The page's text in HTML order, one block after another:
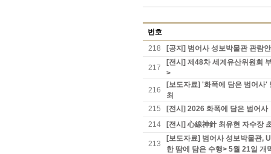
번호
218
[공지] 범어사 성보박물관 관람
217
[전시] 제48차 세계유산위원회
>
216
[보도자료] '화폭에 담은 범어사'
최
215
[전시] 2026 화폭에 담은 범어사
214
[전시] 心線神針 최유현 자수장
213
[보도자료] 범어사 성보박물관,
한 땀에 담은 수행> 5월 21일 개